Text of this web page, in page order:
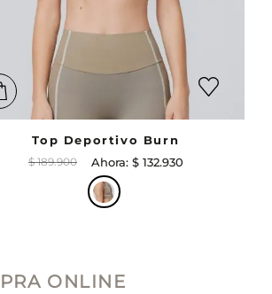
Top Deportivo Burn
$ 189.900 $ 132.930
ONLINE